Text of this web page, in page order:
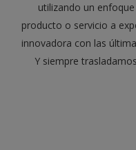
utilizando un
producto o servicio a
innovadora con las
Y siempre